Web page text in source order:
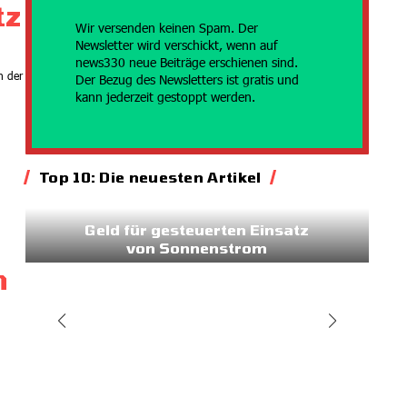
der
Wir versenden keinen Spam. Der
Newsletter wird verschickt, wenn auf
news330 neue Beiträge erschienen sind.
Der Bezug des Newsletters ist gratis und
kann jederzeit gestoppt werden.
Top 10: Die neuesten Artikel
Geld für gesteuerten Einsatz
von Sonnenstrom